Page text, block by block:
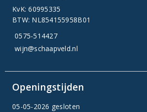
KvK: 60995335
BTW: NL854155958B01
0575-514427
wijn@schaapveld.nl
Openingstijden
05-05-2026 gesloten